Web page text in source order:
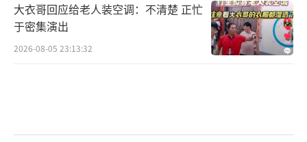
大衣哥回应给老人装空调：不清楚 正忙
于密集演出
2026-08-05 23:13:32